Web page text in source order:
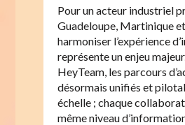
Pour un acteur industriel
Guadeloupe, Martinique
harmoniser l’expérience
représente un enjeu
HeyTeam, les parcours
désormais unifiés et
échelle ; chaque
même niveau